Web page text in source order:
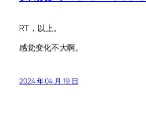
RT，以上。
感觉变化不大啊。
2024 年 04 月 19 日